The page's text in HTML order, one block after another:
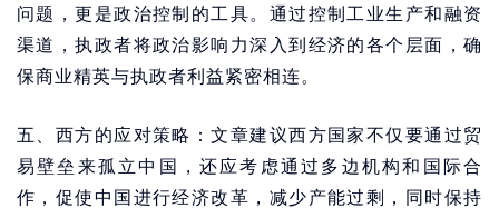
问题，更是政治控制的工具。通过控制工业生产和融资
渠道，执政者将政治影响力深入到经济的各个层面，确
保商业精英与执政者利益紧密相连。
五、西方的应对策略：文章建议西方国家不仅要通过贸
易壁垒来孤立中国，还应考虑通过多边机构和国际合
作，促使中国进行经济改革，减少产能过剩，同时保持